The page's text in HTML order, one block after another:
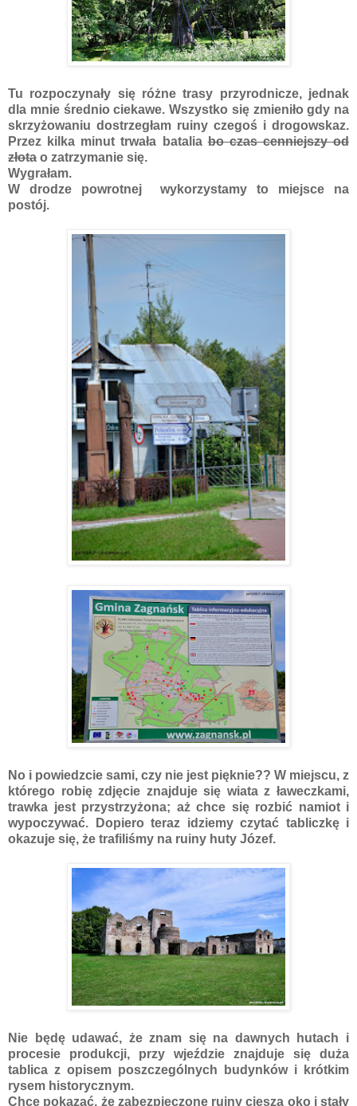
Tu rozpoczynały się różne trasy przyrodnicze, jednak
dla mnie średnio ciekawe. Wszystko się zmieniło gdy na
skrzyżowaniu dostrzegłam ruiny czegoś i drogowskaz.
Przez kilka minut trwała bataliabo czas cenniejszy od
złota o zatrzymanie się.
Wygrałam.
W drodze powrotnej wykorzystamy to miejsce na
postój.
No i powiedzcie sami, czy nie jest pięknie?? W miejscu, z
którego robię zdjęcie znajduje się wiata z ławeczkami,
trawka jest przystrzyżona; aż chce się rozbić namiot i
wypoczywać. Dopiero teraz idziemy czytać tabliczkę i
okazuje się, że trafiliśmy na ruiny huty Józef.
Nie będę udawać, że znam się na dawnych hutach i
procesie produkcji, przy wjeździe znajduje się duża
tablica z opisem poszczególnych budynków i krótkim
rysem historycznym.
Chcę pokazać, że zabezpieczone ruiny cieszą oko i stały